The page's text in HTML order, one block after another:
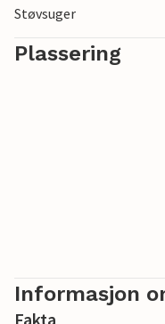
Støvsuger
Plassering
Informasjon
Fakta